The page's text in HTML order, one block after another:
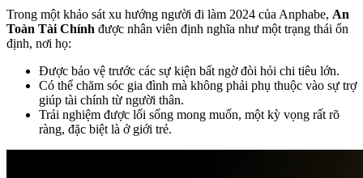
Trong một khảo sát xu hướng người đi làm 2024 của Anphabe, An
Toàn Tài Chính được nhân viên định nghĩa như một trạng thái ổn
định, nơi họ:
Được bảo vệ trước các sự kiện bất ngờ đòi hỏi chi tiêu lớn.
Có thể chăm sóc gia đình mà không phải phụ thuộc vào sự trợ
giúp tài chính từ người thân.
Trải nghiệm được lối sống mong muốn, một kỳ vọng rất rõ
ràng, đặc biệt là ở giới trẻ.